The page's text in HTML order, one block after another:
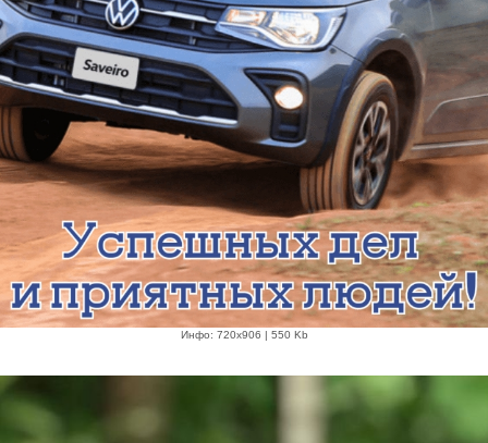
Инфо: 720х906 | 550 Kb